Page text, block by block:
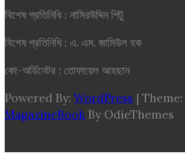
বিশেষ প্রতিনিধি : নাসিরউদ্দিন পিটু
বিশেষ প্রতিনিধি : এ. এম. জামিউল হক
কো-অর্ডিনেটর : তোফায়েল আহছান
Powered By: WordPress | Theme:
MagazineBook By OdieThemes